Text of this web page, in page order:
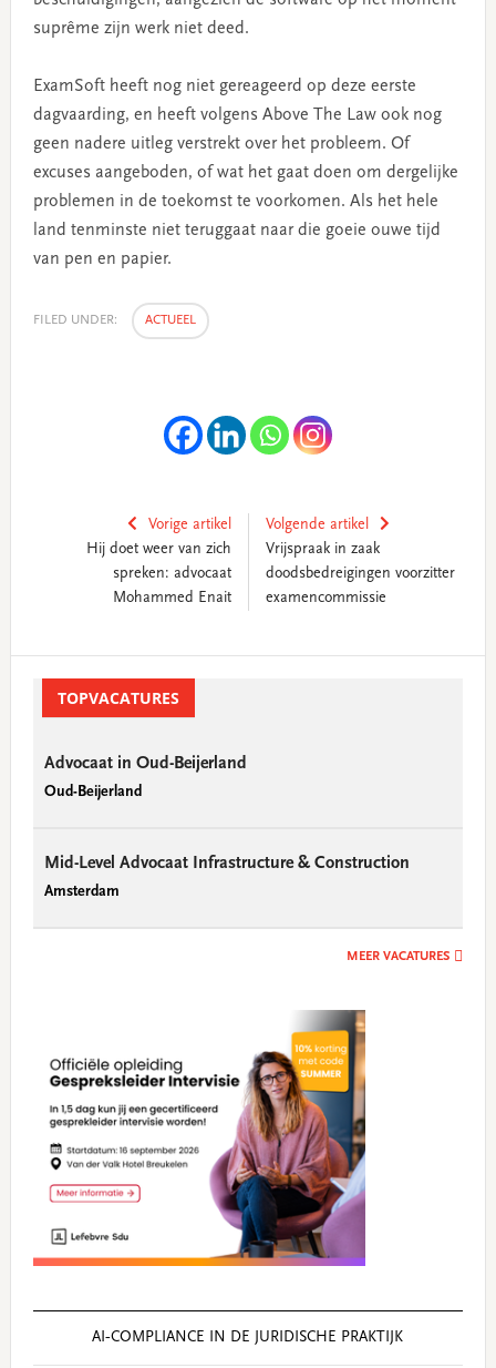
suprême zijn werk niet deed.
ExamSoft heeft nog niet gereageerd op deze eerste
dagvaarding, en heeft volgens Above The Law ook nog
geen nadere uitleg verstrekt over het probleem. Of
excuses aangeboden, of wat het gaat doen om dergelijke
problemen in de toekomst te voorkomen. Als het hele
land tenminste niet teruggaat naar die goeie ouwe tijd
van pen en papier.
FILED UNDER: ACTUEEL
Vorige artikel
Hij doet weer van zich
spreken: advocaat
Mohammed Enait
Volgende artikel
Vrijspraak in zaak
doodsbedreigingen voorzitter
examencommissie
SidebarTOPVACATURES
Advocaat in Oud-Beijerland
Oud-Beijerland
Mid-Level Advocaat Infrastructure & Construction
Amsterdam
MEER VACATURES
AI‑COMPLIANCE IN DE JURIDISCHE PRAKTIJK